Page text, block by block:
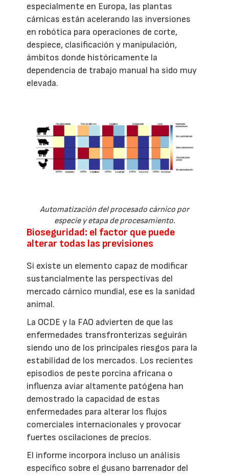
especialmente en Europa, las plantas
cárnicas están acelerando las inversiones
en robótica para operaciones de corte,
despiece, clasificación y manipulación,
ámbitos donde históricamente la
dependencia de trabajo manual ha sido muy
elevada.
Automatización del procesado cárnico por
especie y etapa de procesamiento.
Bioseguridad: el factor que puede
alterar todas las previsiones
Si existe un elemento capaz de modificar
sustancialmente las perspectivas del
mercado cárnico mundial, ese es la sanidad
animal.
La OCDE y la FAO advierten de que las
enfermedades transfronterizas seguirán
siendo uno de los principales riesgos para la
estabilidad de los mercados. Los recientes
episodios de peste porcina africana o
influenza aviar altamente patógena han
demostrado la capacidad de estas
enfermedades para alterar los flujos
comerciales internacionales y provocar
fuertes oscilaciones de precios.
El informe incorpora incluso un análisis
específico sobre el gusano barrenador del